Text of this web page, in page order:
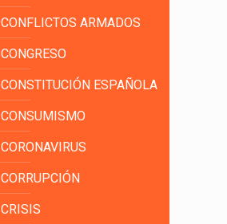
CONFLICTOS ARMADOS
CONGRESO
CONSTITUCIÓN ESPAÑOLA
CONSUMISMO
CORONAVIRUS
CORRUPCIÓN
CRISIS